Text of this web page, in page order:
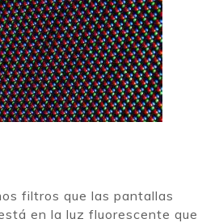
filtros que las pantallas
en la luz fluorescente que